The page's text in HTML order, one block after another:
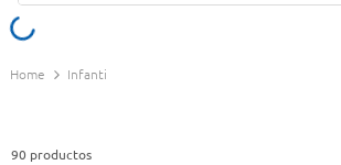
Infanti
90 productos
Términos más buscados
Yerba
Doves